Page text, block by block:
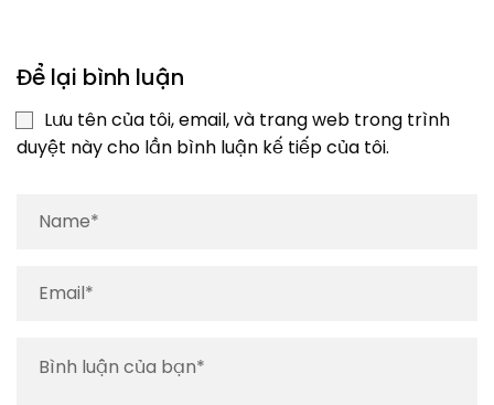
Để lại bình luận
Lưu tên của tôi, email, và trang web trong trình
duyệt này cho lần bình luận kế tiếp của tôi.